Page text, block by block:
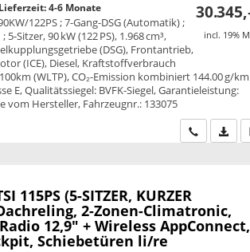
incl. 19%
4-6 Monate
122PS ; 7-Gang-DSG (Automatik) ;
Sitzer, 90 kW (122 PS), 1.968 cm³,
(DSG), Frontantrieb,
(ICE), Diesel, Kraftstoffverbrauch
(WLTP), CO₂-Emission kombiniert 144.00 g/km
E, Qualitätssiegel: BVFK-Siegel, Garantieleistung:
vom Hersteller, Fahrzeugnr.: 133075
Wir rufen
115PS (5-SITZER, KURZER
2-Zonen-Climatronic,
12,9" + Wireless AppConnect,
Schiebetüren li/re